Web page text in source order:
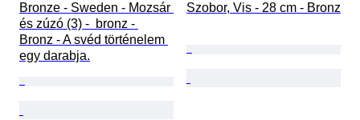
Bronze - Sweden - Mozsár
és zúzó (3) -  bronz -
Bronz - A svéd történelem
egy darabja.
Szobor, Vis - 28 cm - Bronz